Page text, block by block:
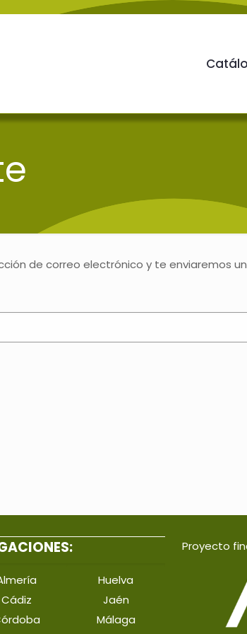
de correo electrónico y te enviaremos
Cádiz
Huelva
Jaén
Málaga
Proyecto